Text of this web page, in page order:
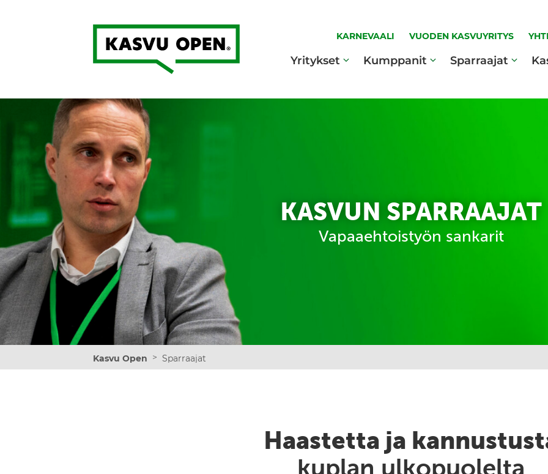
Kasvu Open
KARNEVAALI VUODEN KASVUYRITYS
Yritykset Kumppanit Sparraajat
KASVUN SPARRAAJAT
Vapaaehtoistyön sankarit
Kasvu Open > Sparraajat
Haastetta ja
kuplan ulkopuolelta